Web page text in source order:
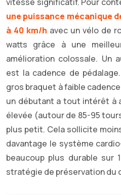
une puissance mécanique
à 40 km/h avec un vélo de
watts grâce à une
amélioration colossale. Un
est la cadence de
gros braquet à faible
un débutant a tout intérêt à
élevée (autour de 85-95
plus petit. Cela sollicite
davantage le système
beaucoup plus durable sur
stratégie de préservation du